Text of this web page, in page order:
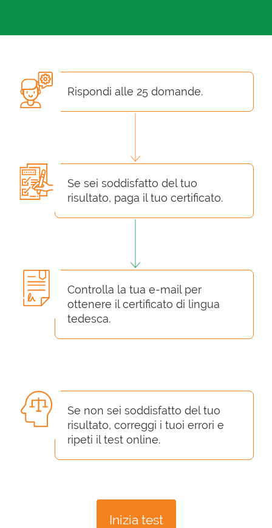
Rispondi alle 25 domande.
Se sei soddisfatto del tuo
risultato, paga il tuo certificato.
Controlla la tua e-mail per
ottenere il certificato di lingua
tedesca.
Se non sei soddisfatto del tuo
risultato, correggi i tuoi errori e
ripeti il test online.
Inizia test